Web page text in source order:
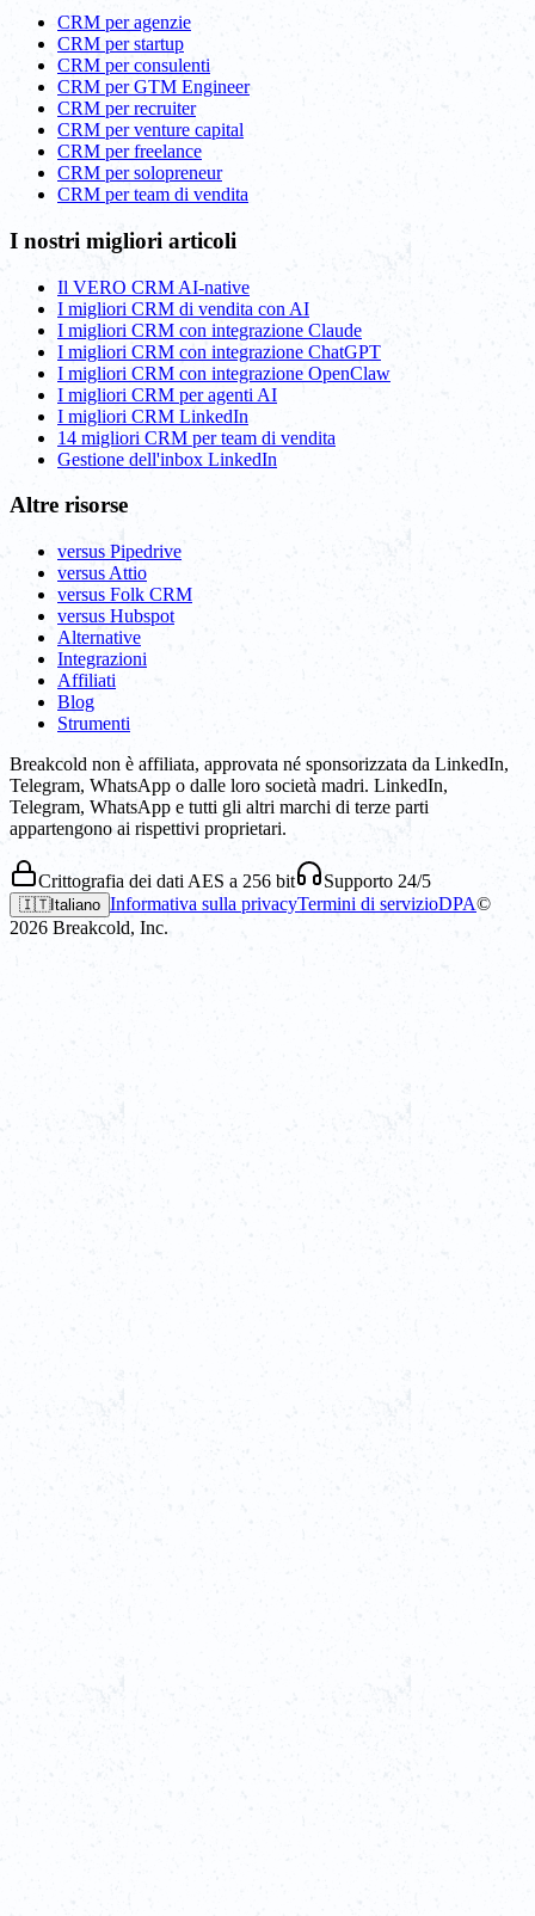
CRM per agenzie
CRM per startup
CRM per consulenti
CRM per GTM Engineer
CRM per recruiter
CRM per venture capital
CRM per freelance
CRM per solopreneur
CRM per team di vendita
I nostri migliori articoli
Il VERO CRM AI-native
I migliori CRM di vendita con AI
I migliori CRM con integrazione Claude
I migliori CRM con integrazione ChatGPT
I migliori CRM con integrazione OpenClaw
I migliori CRM per agenti AI
I migliori CRM LinkedIn
14 migliori CRM per team di vendita
Gestione dell'inbox LinkedIn
Altre risorse
versus Pipedrive
versus Attio
versus Folk CRM
versus Hubspot
Alternative
Integrazioni
Affiliati
Blog
Strumenti
Breakcold non è affiliata, approvata né sponsorizzata da LinkedIn,
Telegram, WhatsApp o dalle loro società madri. LinkedIn,
Telegram, WhatsApp e tutti gli altri marchi di terze parti
appartengono ai rispettivi proprietari.
Crittografia dei dati AES a 256 bit Supporto 24/5
🇮🇹Italiano Informativa sulla privacyTermini di servizioDPA©
2026 Breakcold, Inc.